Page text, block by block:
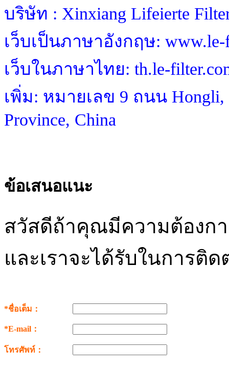
บริษัท : Xinxiang Lifeierte
เว็บเป็นภาษาอังกฤษ: www.le-
เว็บในภาษาไทย: th.le-
เพิ่ม: หมายเลข 9 ถนน Hongli,
Province, China
ข้อเสนอแนะ
สวัสดีถ้าคุณมีความต้องก
และเราจะได้รับในการติ
*ชื่อเต็ม：
*E-mail：
โทรศัพท์：